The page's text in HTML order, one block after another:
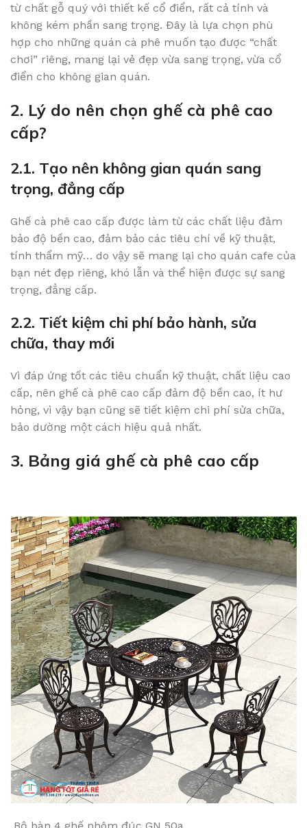
từ chất gỗ quý với thiết kế cổ điển, rất cả tính và
không kém phần sang trọng. Đây là lựa chọn phù
hợp cho những quán cà phê muốn tạo được “chất
chơi” riêng, mang lại vẻ đẹp vừa sang trọng, vừa cổ
điển cho không gian quán.
2. Lý do nên chọn ghế cà phê cao
cấp?
2.1. Tạo nên không gian quán sang
trọng, đẳng cấp
Ghế cà phê cao cấp được làm từ các chất liệu đảm
bảo độ bền cao, đảm bảo các tiêu chí về kỹ thuật,
tính thẩm mỹ… do vậy sẽ mang lại cho quán cafe của
bạn nét đẹp riêng, khó lẫn và thể hiện được sự sang
trọng, đẳng cấp.
2.2. Tiết kiệm chi phí bảo hành, sửa
chữa, thay mới
Vì đáp ứng tốt các tiêu chuẩn kỹ thuật, chất liệu cao
cấp, nên ghế cà phê cao cấp đảm độ bền cao, ít hư
hỏng, vì vậy bạn cũng sẽ tiết kiệm chi phí sửa chữa,
bảo dường một cách hiệu quả nhất.
3. Bảng giá ghế cà phê cao cấp